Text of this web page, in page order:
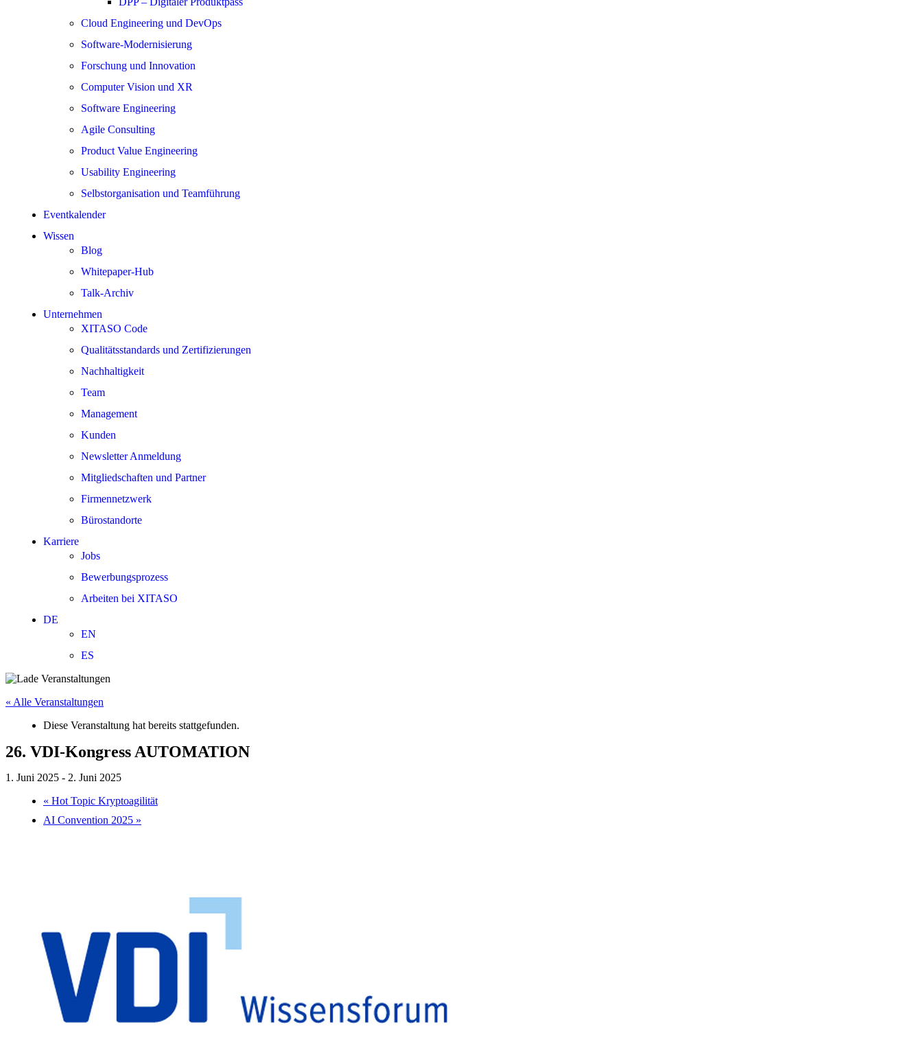
Cloud Engineering und DevOps
Software-Modernisierung
Forschung und Innovation
Computer Vision und XR
Software Engineering
Agile Consulting
Product Value Engineering
Usability Engineering
Selbstorganisation und Teamführung
Eventkalender
Wissen
Blog
Whitepaper-Hub
Talk-Archiv
Unternehmen
XITASO Code
Qualitätsstandards und Zertifizierungen
Nachhaltigkeit
Team
Management
Kunden
Newsletter Anmeldung
Mitgliedschaften und Partner
Firmennetzwerk
Bürostandorte
Karriere
Jobs
Bewerbungsprozess
Arbeiten bei XITASO
DE
EN
ES
« Alle Veranstaltungen
Diese Veranstaltung hat bereits stattgefunden.
26. VDI-Kongress AUTOMATION
1. Juni 2025 - 2. Juni 2025
« Hot Topic Kryptoagilität
AI Convention 2025 »